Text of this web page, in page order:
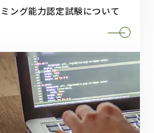
ング能力認定試験について